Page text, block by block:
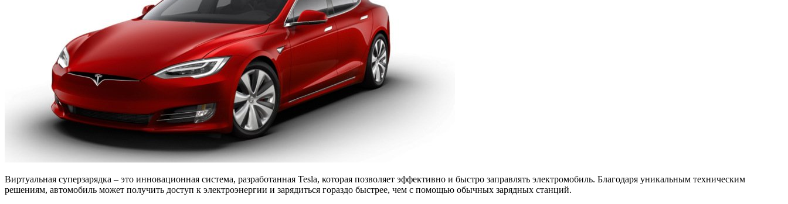
Виртуальная суперзарядка – это инновационная система, разработанная Tesla, которая позволяет эффективно и быстро заправлять электромобиль. Благодаря уникальным техническим
решениям, автомобиль может получить доступ к электроэнергии и зарядиться гораздо быстрее, чем с помощью обычных зарядных станций.